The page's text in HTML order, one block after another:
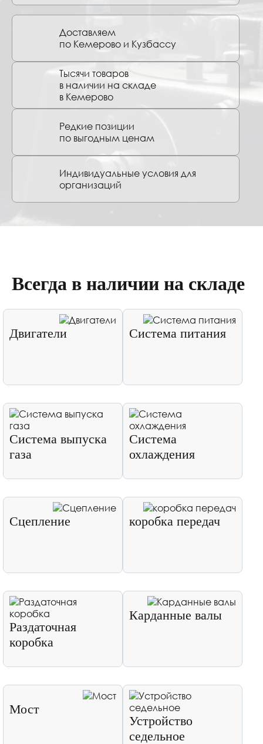
Доставляем
по Кемерово и Кузбассу
Тысячи товаров
в наличии на складе
в Кемерово
Редкие позиции
по выгодным ценам
Индивидуальные условия для
организаций
Всегда в наличии на складе
Двигатели Система питания
Система выпуска
газа
Система
охлаждения
Сцепление коробка передач
Раздаточная
коробка
Карданные валы
Мост
Устройство
седельное